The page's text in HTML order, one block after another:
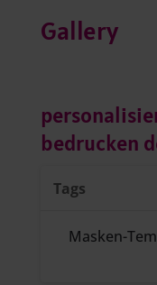
Gallery
bedrucken
Tags
Masken-